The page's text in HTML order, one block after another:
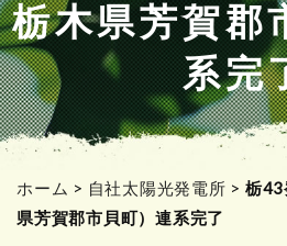
ツ
へ
ス
キ
ッ
プ
栃木県芳賀郡
系完
ホーム > 自社太陽光発電所 > 栃43
県芳賀郡市貝町）連系完了